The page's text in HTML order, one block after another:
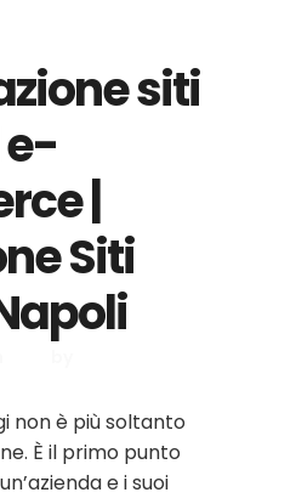
siti
|
Siti
non è più soltanto
È il primo punto
e i suoi